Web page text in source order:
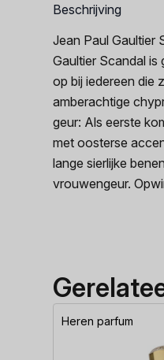
Beschrijving
Jean Paul Gaultier
Gaultier Scandal
op bij iedereen die
amberachtige
geur: Als eerste
met oosterse
lange sierlijke
vrouwengeur.
Heren parfum